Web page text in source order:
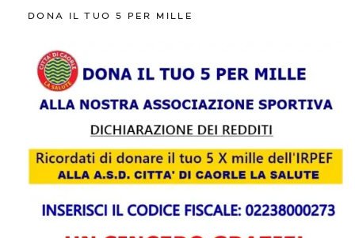
DONA IL TUO 5 PER MILLE